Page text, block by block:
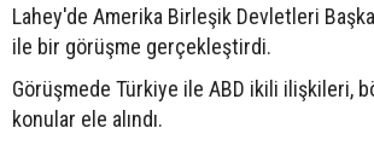
Lahey'de Amerika Birleşik Devletleri
ile bir görüşme gerçekleştirdi.
Görüşmede Türkiye ile ABD ikili ilişkileri,
konular ele alındı.